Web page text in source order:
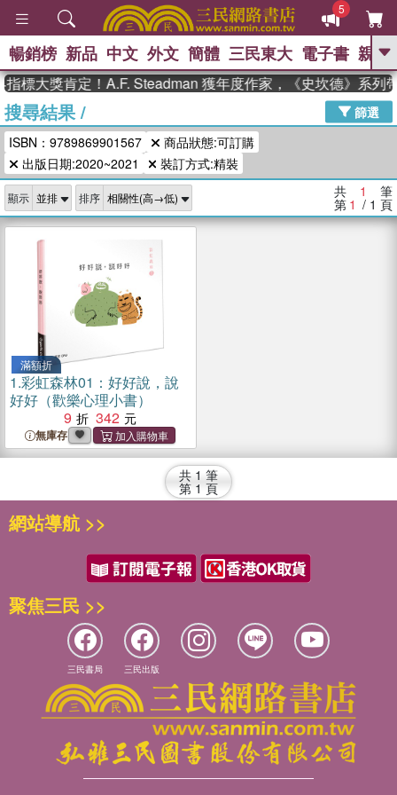
5
GO
高希均教授回憶錄
、 The Odyssey 、 父親節 、 花開錦
繡 、 暑期推薦
李登輝時代 、
、 偉大的迷走神經 、 如果歷史是一
群喵
暢銷榜 新品 中文 外文 簡體 三民東大 電子書 親子
標大獎肯定！A.F. Steadman 獲年度作家，《史坎德》系列
搜尋結果/
篩選
ISBN：9789869901567
商品狀態:可訂購
出版日期:2020~2021
裝訂方式:精裝
顯示 排序 共 1 筆
第 1 / 1 頁
滿額折
1.彩虹森林01：好好說，說
好好（歡樂心理小書）
9
342
無庫存
共 1 筆
第 1 頁
網站導航 >>
聚焦三民 >>
三民書局 三民出版